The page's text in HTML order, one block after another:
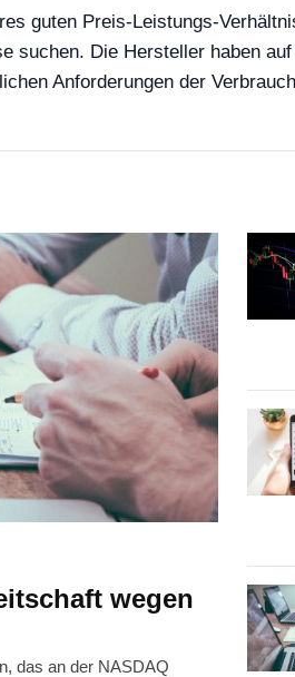
guten Preis-Leistungs-
suchen. Die Hersteller haben
Anforderungen der
wegen
das an der NASDAQ